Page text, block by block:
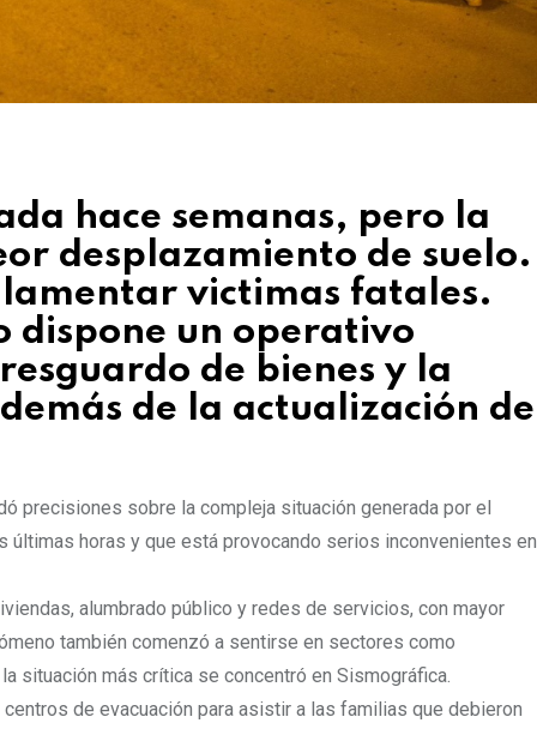
hace semanas, pero la
desplazamiento de suelo.
victimas fatales.
dispone un operativo
de bienes y la
de la actualización del
precisiones sobre la compleja situación generada por el
horas y que está provocando serios inconvenientes en
alumbrado público y redes de servicios, con mayor
también comenzó a sentirse en sectores como
situación más crítica se concentró en Sismográfica.
de evacuación para asistir a las familias que debieron